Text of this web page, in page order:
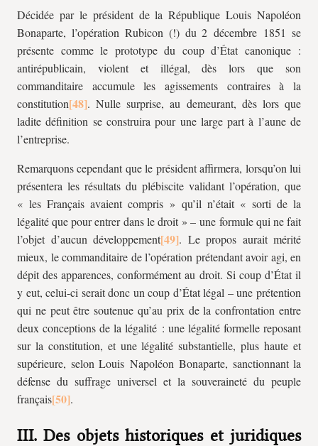
Décidée par le président de la République Louis Napoléon
Bonaparte, l’opération Rubicon (!) du 2 décembre 1851 se
présente comme le prototype du coup d’État canonique :
antirépublicain, violent et illégal, dès lors que son
commanditaire accumule les agissements contraires à la
constitution
. Nulle surprise, au demeurant, dès lors que
ladite définition se construira pour une large part à l’aune de
l’entreprise.
Remarquons cependant que le président affirmera, lorsqu’on lui
présentera les résultats du plébiscite validant l’opération, que
« les Français avaient compris » qu’il n’était « sorti de la
légalité que pour entrer dans le droit » – une formule qui ne fait
l’objet d’aucun développement
. Le propos aurait mérité
mieux, le commanditaire de l’opération prétendant avoir agi, en
dépit des apparences, conformément au droit. Si coup d’État il
y eut, celui-ci serait donc un coup d’État légal – une prétention
qui ne peut être soutenue qu’au prix de la confrontation entre
deux conceptions de la légalité : une légalité formelle reposant
sur la constitution, et une légalité substantielle, plus haute et
supérieure, selon Louis Napoléon Bonaparte, sanctionnant la
défense du suffrage universel et la souveraineté du peuple
français
.
III. Des objets historiques et juridiques